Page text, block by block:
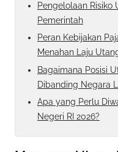
Pengelolaan Risiko
Pemerintah
Peran Kebijakan
Menahan Laju
Bagaimana Posisi
Dibanding Negara
Apa yang Perlu
Negeri RI 2026?